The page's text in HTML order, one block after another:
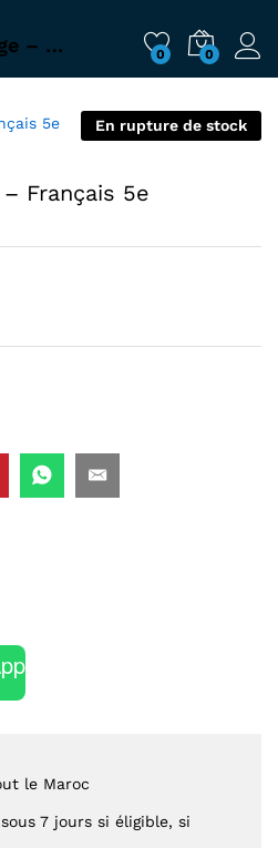
Réussir au collège – Français 5e 0 0
En rupture de stock
Français 5e
le Maroc
7 jours si éligible, si